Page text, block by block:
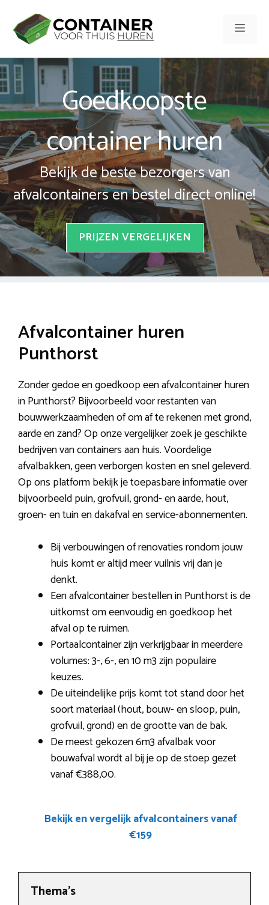
naar
inhoud
Menu
Goedkoopste
container huren
Bekijk de beste bezorgers van
afvalcontainers en bestel direct online!
PRIJZEN VERGELIJKEN
Afvalcontainer huren
Punthorst
Zonder gedoe en goedkoop een afvalcontainer huren
in Punthorst? Bijvoorbeeld voor restanten van
bouwwerkzaamheden of om af te rekenen met grond,
aarde en zand? Op onze vergelijker zoek je geschikte
bedrijven van containers aan huis. Voordelige
afvalbakken, geen verborgen kosten en snel geleverd.
Op ons platform bekijk je toepasbare informatie over
bijvoorbeeld puin, grofvuil, grond- en aarde, hout,
groen- en tuin en dakafval en service-abonnementen.
Bij verbouwingen of renovaties rondom jouw
huis komt er altijd meer vuilnis vrij dan je
denkt.
Een afvalcontainer bestellen in Punthorst is de
uitkomst om eenvoudig en goedkoop het
afval op te ruimen.
Portaalcontainer zijn verkrijgbaar in meerdere
volumes: 3-, 6-, en 10 m3 zijn populaire
keuzes.
De uiteindelijke prijs komt tot stand door het
soort materiaal (hout, bouw- en sloop, puin,
grofvuil, grond) en de grootte van de bak.
De meest gekozen 6m3 afvalbak voor
bouwafval wordt al bij je op de stoep gezet
vanaf €388,00.
Bekijk en vergelijk afvalcontainers vanaf
€159
Thema’s